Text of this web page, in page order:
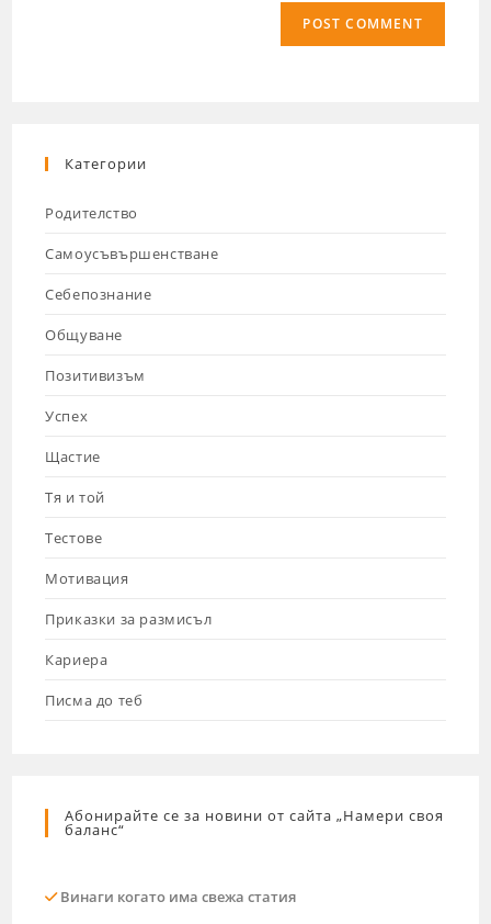
Категории
Родителство
Самоусъвършенстване
Себепознание
Общуване
Позитивизъм
Успех
Щастие
Тя и той
Тестове
Мотивация
Приказки за размисъл
Кариера
Писма до теб
Абонирайте се за новини от сайта „Намери своя
баланс“
Винаги когато има свежа статия